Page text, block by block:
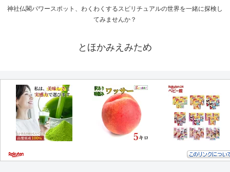
神社仏閣パワースポット、わくわくするスピリチュアルの世界を一緒に探検し
てみませんか？
とほかみえみため